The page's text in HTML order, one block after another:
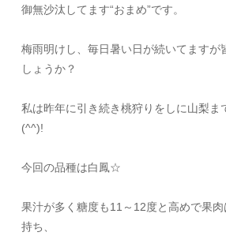
御無沙汰してます“おまめ”です。
梅雨明けし、毎日暑い日が続いてますが
しょうか？
私は昨年に引き続き桃狩りをしに山梨ま
(^^)!
今回の品種は白鳳☆
果汁が多く糖度も11～12度と高めで果
持ち、